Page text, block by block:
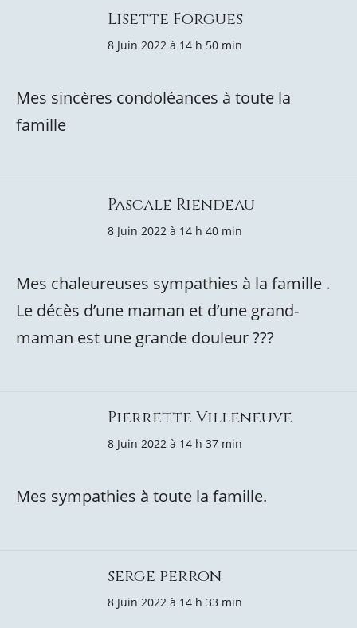
Lisette Forgues
8 Juin 2022 à 14 h 50 min
Mes sincères condoléances à toute la
famille
Pascale Riendeau
8 Juin 2022 à 14 h 40 min
Mes chaleureuses sympathies à la famille .
Le décès d’une maman et d’une grand-
maman est une grande douleur ???
Pierrette Villeneuve
8 Juin 2022 à 14 h 37 min
Mes sympathies à toute la famille.
serge perron
8 Juin 2022 à 14 h 33 min